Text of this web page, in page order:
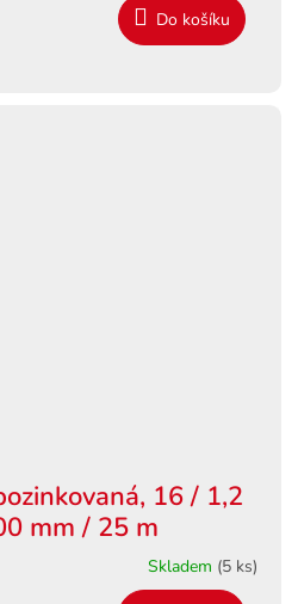
Do košíku
16 / 1,2
mm / 25 m
Skladem (5 ks)